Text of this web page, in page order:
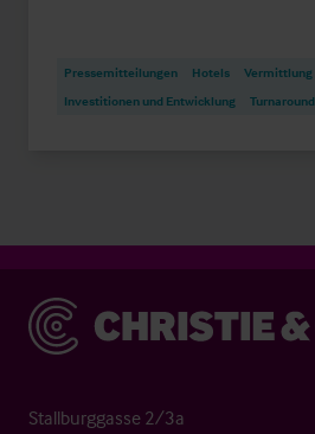
Pressemitteilungen Hotels Vermittlung
Investitionen und Entwicklung
Christie & Co
Stallburggasse 2/3a